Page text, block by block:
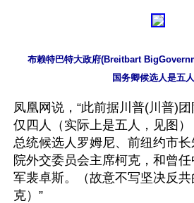
布赖特巴特大政府(Breitbart
国务卿候选人是五人
凤凰网说，“此前据川普(川普)
仅四人（实际上是五人，见图
总统候选人罗姆尼、前纽约市
院外交委员会主席柯克，和曾
军裴卓斯。（故意不写坚决反
克）”